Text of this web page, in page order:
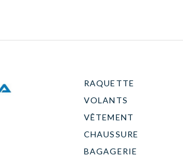
RAQUETTE
VOLANTS
VÊTEMENT
CHAUSSURE
BAGAGERIE